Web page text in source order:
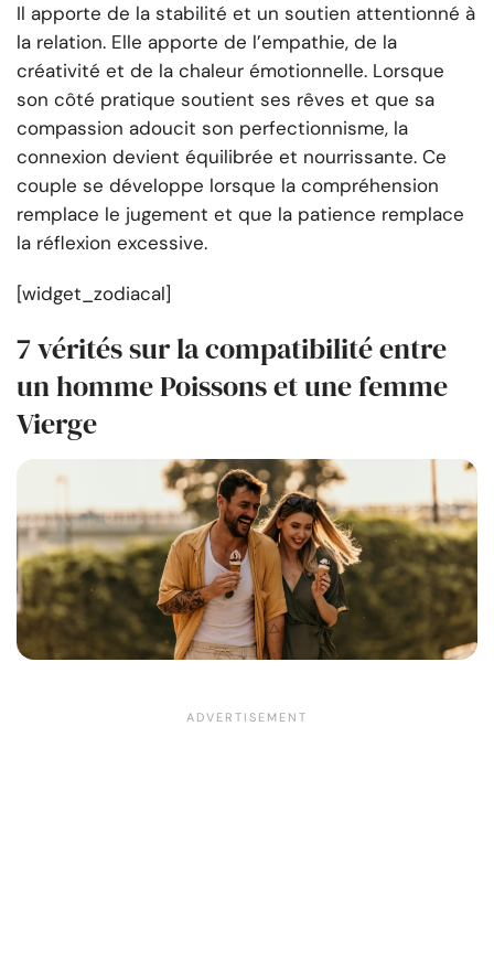
Il apporte de la stabilité et un soutien attentionné à
la relation. Elle apporte de l’empathie, de la
créativité et de la chaleur émotionnelle. Lorsque
son côté pratique soutient ses rêves et que sa
compassion adoucit son perfectionnisme, la
connexion devient équilibrée et nourrissante. Ce
couple se développe lorsque la compréhension
remplace le jugement et que la patience remplace
la réflexion excessive.
[widget_zodiacal]
7 vérités sur la compatibilité entre
un homme Poissons et une femme
Vierge